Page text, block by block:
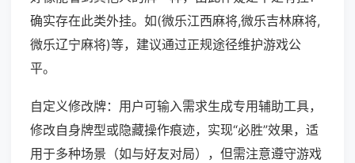
确实存在此类外挂。如(微乐江西麻将,微乐吉林麻将,
微乐辽宁麻将)等，建议通过正规途径维护游戏公
平。
自定义修改牌：用户可输入需求生成专用辅助工具，
修改自身牌型或隐藏操作痕迹，实现“必胜”效果，适
用于多种场景（如与好友对局），但需注意遵守游戏